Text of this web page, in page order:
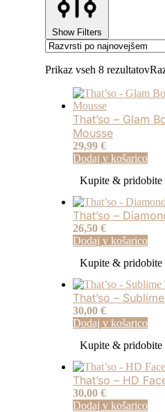
Show Filters
Prikaz vseh 8 rezultatov
That’so – Glam
Mousse
29,99 €
Dodaj v košarico
Kupite & pridobite
That’so –
26,50 €
Dodaj v košarico
Kupite & pridobite
That’so –
30,00 €
Dodaj v košarico
Kupite & pridobite
That’so – HD
30,00 €
Dodaj v košarico